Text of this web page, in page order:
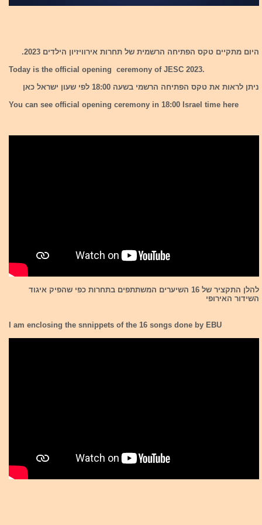
היום מתקיים טקס הפתיחה הרשמית של תחרות אירוויזיון הילדים 2023.
Today is the official opening ceremony of JESC 2023.
ניתן לראות את טקס הפתיחה הרשמי בשעה 18:00 לפי שעון ישראל כאן
You can see official opening ceremony in 18:00 Israel time here
להלן התקציר של 16 השיערים המשתתפים בתחרות כפי שהפיק איגוד
השידור האירופי
I am enclosing the snnippets of the 16 songs done by EBU